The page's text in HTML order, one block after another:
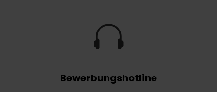

Bewerbungshotline